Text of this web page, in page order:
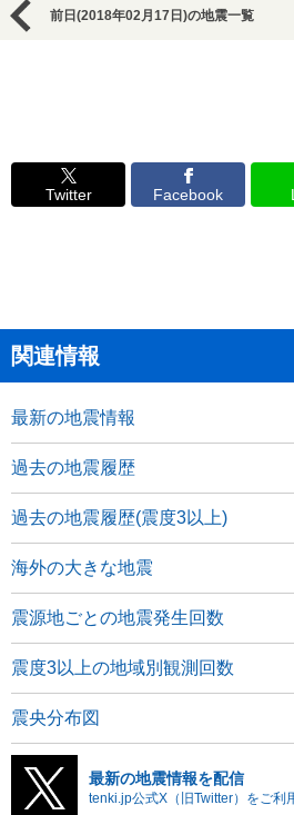
前日(2018年02月17日)の地震一覧
Twitter Facebook
関連情報
最新の地震情報
過去の地震履歴
過去の地震履歴(震度3以上)
海外の大きな地震
震源地ごとの地震発生回数
震度3以上の地域別観測回数
震央分布図
最新の地震情報を配信
tenki.jp公式X（旧Twitter）をご利